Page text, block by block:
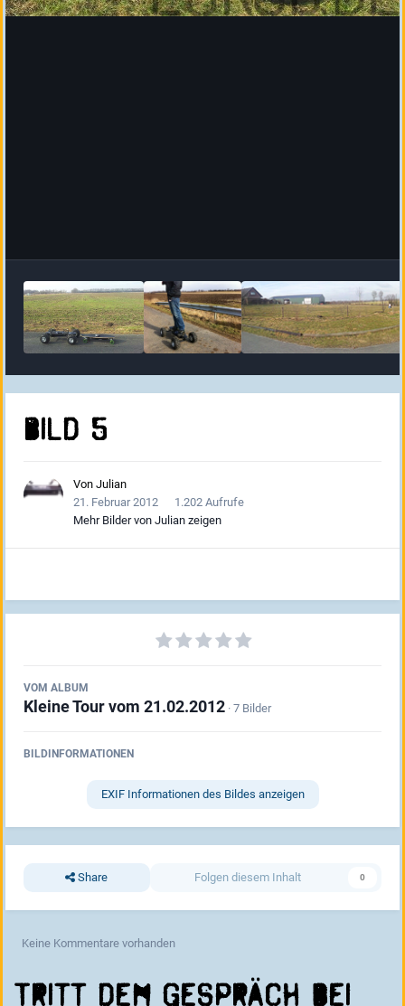
Bild 5
Von Julian
21. Februar 2012
1.202 Aufrufe
Mehr Bilder von Julian zeigen
VOM ALBUM
Kleine Tour vom 21.02.2012 · 7 Bilder
BILDINFORMATIONEN
EXIF Informationen des Bildes anzeigen
Share Folgen diesem Inhalt 0
Keine Kommentare vorhanden
Tritt dem Gespräch bei